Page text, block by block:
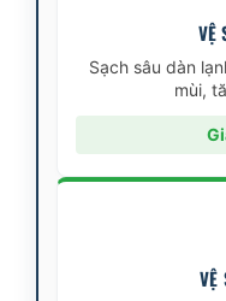
VỆ
Sạch sâu dàn
mùi,
VỆ